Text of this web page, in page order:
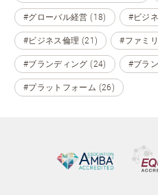
#グローバル経営 (18) #ビジ
#ビジネス倫理 (21) #ファミ
#ブランディング (24) #ブラ
#プラットフォーム (26)